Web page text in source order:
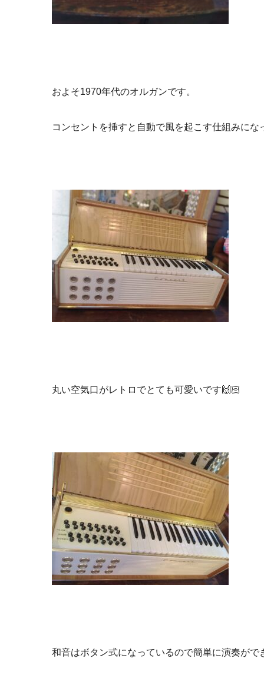
およそ1970年代のオルガンです。
コンセントを挿すと自動で風を起こす仕組みにな
丸い空気口がレトロでとても可愛いです🙌🏻
和音はボタン式になっているので簡単に演奏がで